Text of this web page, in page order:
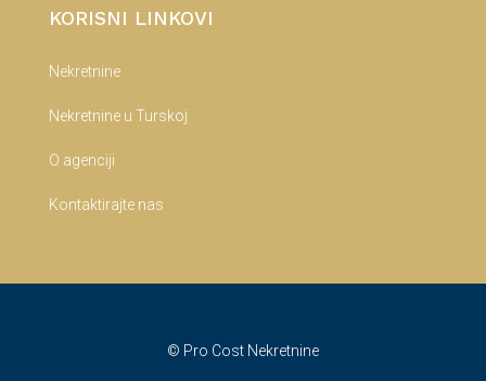
KORISNI LINKOVI
Nekretnine
Nekretnine u Turskoj
O agenciji
Kontaktirajte nas
© Pro Cost Nekretnine